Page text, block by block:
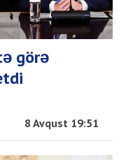
görə
8 Avqust 19:51